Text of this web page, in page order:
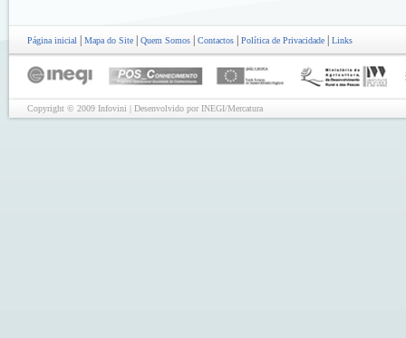
Página inicial Mapa do Site Quem Somos Contactos Política de Privacidade Links
Copyright © 2009 Infovini | Desenvolvido por INEGI/Mercatura